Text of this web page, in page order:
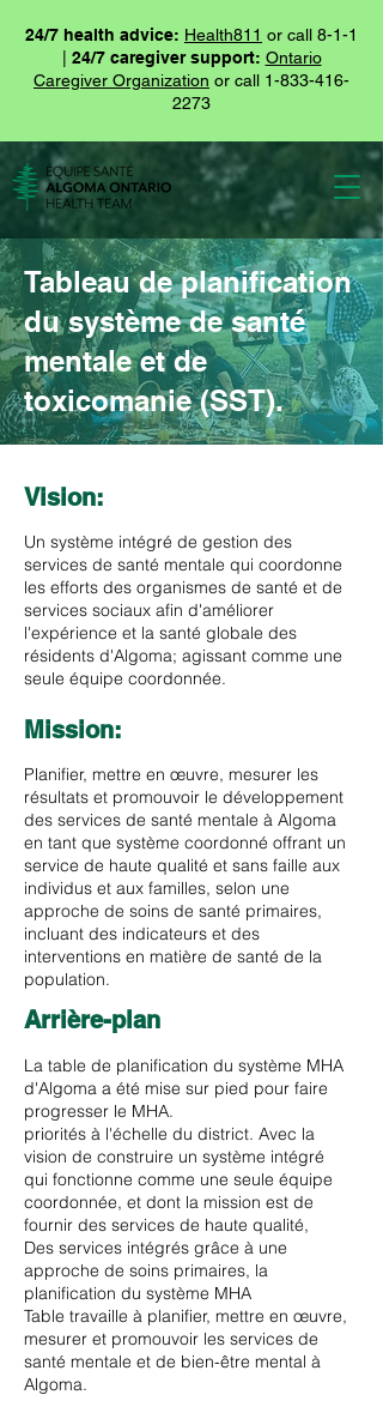
24/7 health advice: Health811 or call 8-1-1
24/7 caregiver support: Ontario
Caregiver Organization or call 1-833-416-
2273
Tableau de planification
du système de santé
mentale et de
toxicomanie (SST).
Vision:
Un système intégré de gestion des
services de santé mentale qui coordonne
les efforts des organismes de santé et de
services sociaux afin d'améliorer
l'expérience et la santé globale des
résidents d'Algoma; agissant comme une
seule équipe coordonnée.
Mission:
Planifier, mettre en œuvre, mesurer les
résultats et promouvoir le développement
des services de santé mentale à Algoma
en tant que système coordonné offrant un
service de haute qualité et sans faille aux
individus et aux familles, selon une
approche de soins de santé primaires,
incluant des indicateurs et des
interventions en matière de santé de la
population.
Arrière-plan
La table de planification du système MHA
d'Algoma a été mise sur pied pour faire
progresser le MHA.
priorités à l'échelle du district. Avec la
vision de construire un système intégré
qui fonctionne comme une seule équipe
coordonnée, et dont la mission est de
fournir des services de haute qualité,
Des services intégrés grâce à une
approche de soins primaires, la
planification du système MHA
Table travaille à planifier, mettre en œuvre,
mesurer et promouvoir les services de
santé mentale et de bien-être mental à
Algoma.